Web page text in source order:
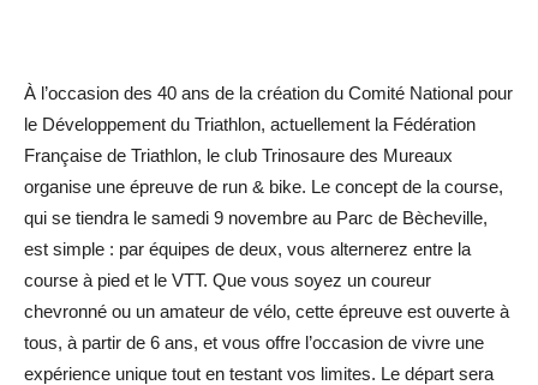
À l’occasion des 40 ans de la création du Comité National pour
le Développement du Triathlon, actuellement la Fédération
Française de Triathlon, le club Trinosaure des Mureaux
organise une épreuve de run & bike. Le concept de la course,
qui se tiendra le samedi 9 novembre au Parc de Bècheville,
est simple : par équipes de deux, vous alternerez entre la
course à pied et le VTT. Que vous soyez un coureur
chevronné ou un amateur de vélo, cette épreuve est ouverte à
tous, à partir de 6 ans, et vous offre l’occasion de vivre une
expérience unique tout en testant vos limites. Le départ sera